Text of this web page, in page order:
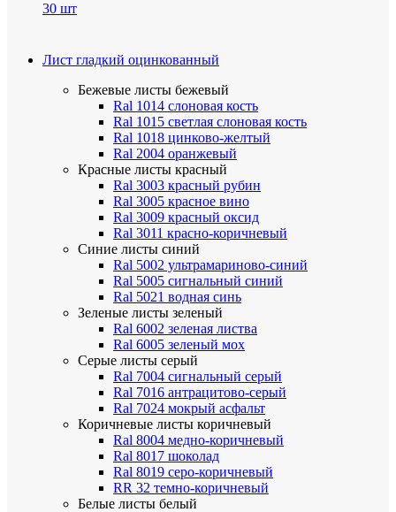
30 шт
Лист гладкий оцинкованный
Бежевые листы бежевый
Ral 1014 слоновая кость
Ral 1015 светлая слоновая кость
Ral 1018 цинково-желтый
Ral 2004 оранжевый
Красные листы красный
Ral 3003 красный рубин
Ral 3005 красное вино
Ral 3009 красный оксид
Ral 3011 красно-коричневый
Синие листы синий
Ral 5002 ультрамариново-синий
Ral 5005 сигнальный синий
Ral 5021 водная синь
Зеленые листы зеленый
Ral 6002 зеленая листва
Ral 6005 зеленый мох
Серые листы серый
Ral 7004 сигнальный серый
Ral 7016 антрацитово-серый
Ral 7024 мокрый асфальт
Коричневые листы коричневый
Ral 8004 медно-коричневый
Ral 8017 шоколад
Ral 8019 серо-коричневый
RR 32 темно-коричневый
Белые листы белый